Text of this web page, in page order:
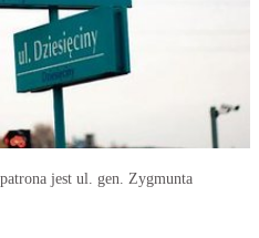
jest ul. gen. Zygmunta